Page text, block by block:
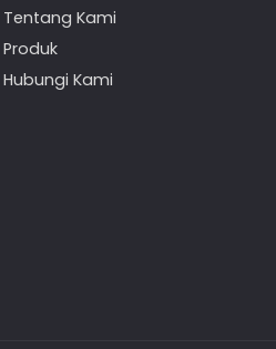
Tentang Kami
Produk
Hubungi Kami